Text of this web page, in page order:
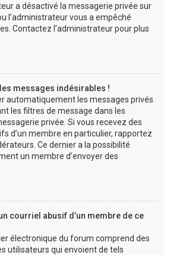
a désactivé la messagerie privée sur
l’administrateur vous a empêché
Contactez l’administrateur pour plus
messages indésirables !
automatiquement les messages privés
les filtres de message dans les
privée. Si vous recevez des
d’un membre en particulier, rapportez
Ce dernier a la possibilité
un membre d’envoyer des
courriel abusif d’un membre de ce
électronique du forum comprend des
utilisateurs qui envoient de tels